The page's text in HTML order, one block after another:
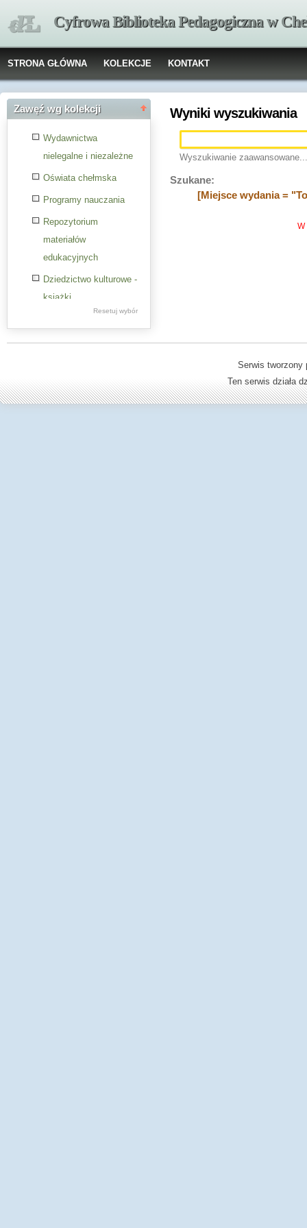
Cyfrowa Biblioteka Pedagogiczna w
STRONA GŁÓWNA KOLEKCJE KONTAKT
Zawęź wg kolekcji
Wydawnictwa
nielegalne i niezależne
Oświata chełmska
Programy nauczania
Repozytorium
materiałów
edukacyjnych
Dziedzictwo kulturowe -
książki
Resetuj wybór
Wyniki wyszukiwania
Wyszukiwanie zaawansowane...
Szukane:
[Miejsce wydania =
W
Serwis
Ten serwis działa